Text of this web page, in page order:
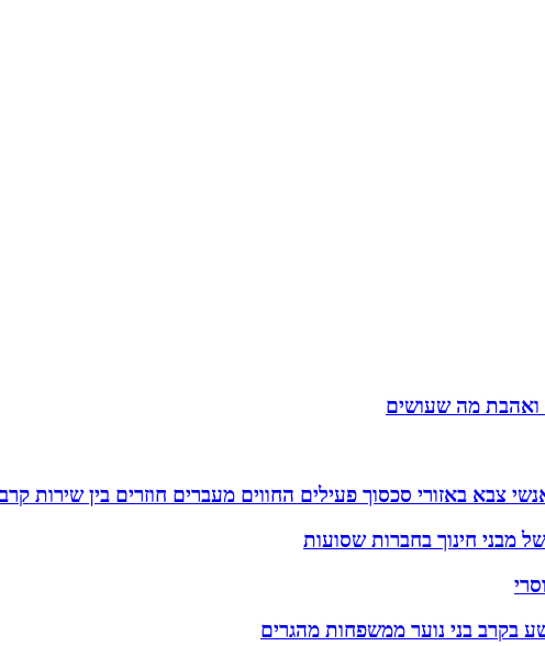
ואהבת מה שעושים
צבא באזורי סכסוך פעילים החווים מעברים חוזרים בין שירות
מבני חינוך בחברות שסועות
בקרב בני נוער ממשפחות מהגרים